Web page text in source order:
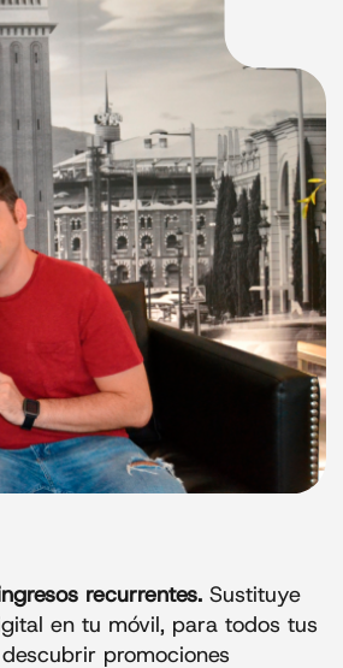
recurrentes. Sustituye
en tu móvil, para todos tus
promociones